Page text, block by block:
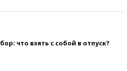
что взять с собой в отпуск?